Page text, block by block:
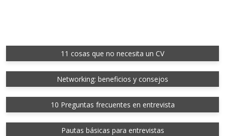
11 cosas que no necesita un CV
Networking: beneficios y consejos
10 Preguntas frecuentes en entrevista
Pautas básicas para entrevistas